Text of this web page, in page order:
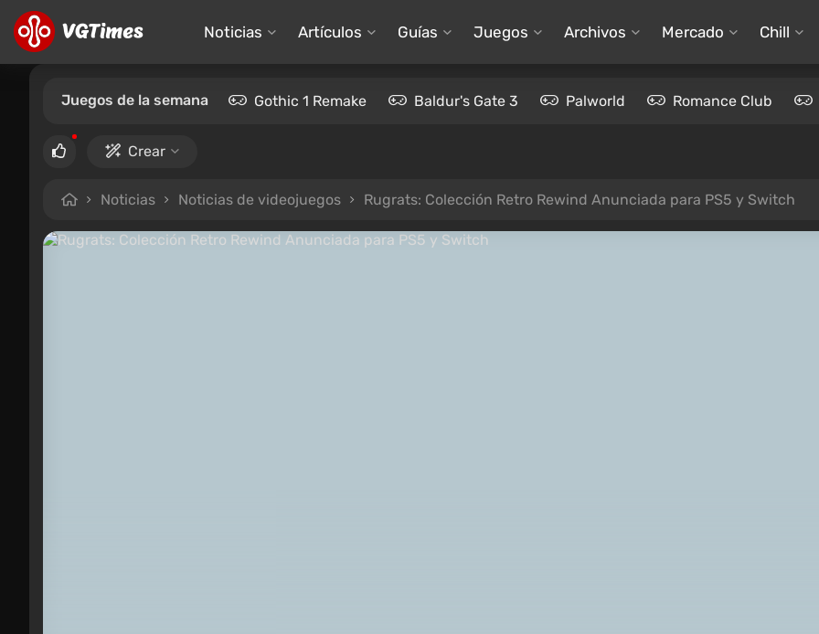
Noticias Artículos Guías Juegos Archivos Mercado Chill
Juegos de la semana Gothic 1 Remake Baldur's Gate 3 Palworld Romance Club
Crear
Noticias Noticias de videojuegos Rugrats: Colección Retro Rewind Anunciada para PS5 y Switch